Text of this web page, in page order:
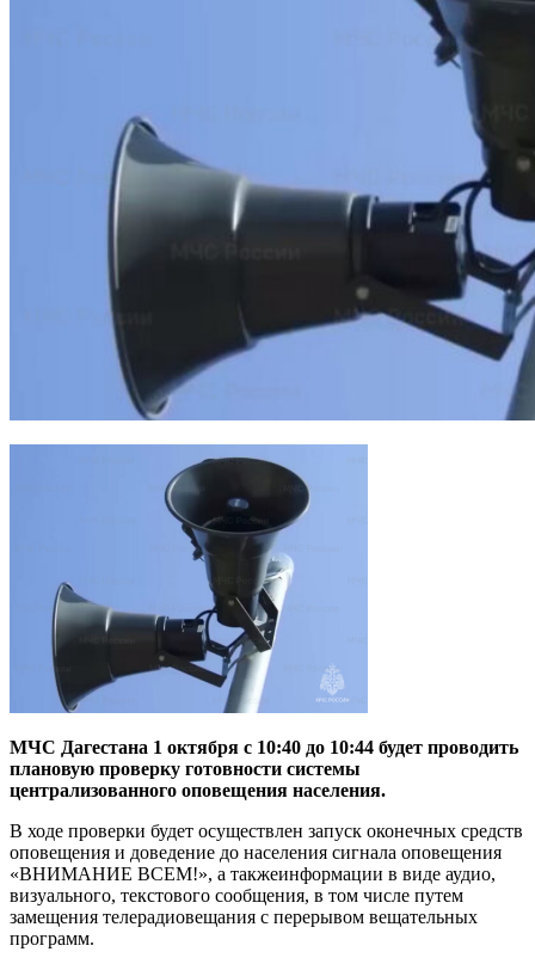
МЧС Дагестана 1 октября с 10:40 до 10:44 будет проводить
плановую проверку готовности системы
централизованного оповещения населения.
В ходе проверки будет осуществлен запуск оконечных средств
оповещения и доведение до населения сигнала оповещения
«ВНИМАНИЕ ВСЕМ!», а такжеинформации в виде аудио,
визуального, текстового сообщения, в том числе путем
замещения телерадиовещания с перерывом вещательных
программ.